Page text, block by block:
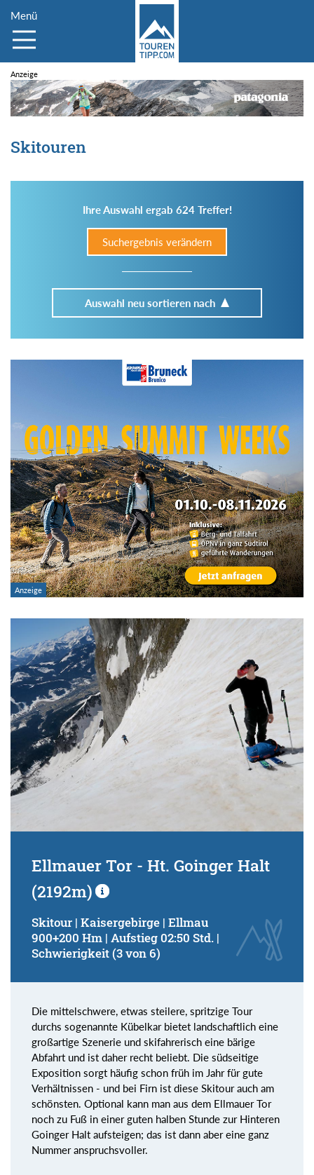
Menü
Skitouren
Ihre Auswahl ergab 624 Treffer!
Suchergebnis verändern
Auswahl neu sortieren nach
Im Tourenarchiv suchen
Region:
Gebirge:
Art der Tour:
Schwierigkeitsgrad:
von
bis
Kondition (Tourdauer):
von
Suchbegriff:
Ellmauer Tor - Ht. Goinger Halt
(2192m)
Skitour | Kaisergebirge | Ellmau
900+200 Hm | Aufstieg 02:50 Std. |
Schwierigkeit (3 von 6)
Die mittelschwere, etwas steilere, spritzige Tour
durchs sogenannte Kübelkar bietet landschaftlich eine
großartige Szenerie und skifahrerisch eine bärige
Abfahrt und ist daher recht beliebt. Die südseitige
Exposition sorgt häufig schon früh im Jahr für gute
Verhältnissen - und bei Firn ist diese Skitour auch am
schönsten. Optional kann man aus dem Ellmauer Tor
noch zu Fuß in einer guten halben Stunde zur Hinteren
Goinger Halt aufsteigen; das ist dann aber eine ganz
Nummer anspruchsvoller.